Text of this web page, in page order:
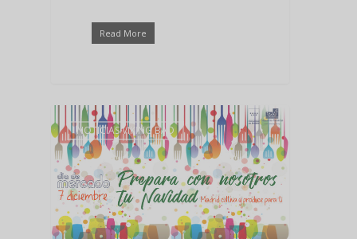
Read More
NOTICIAS VIKING BAD